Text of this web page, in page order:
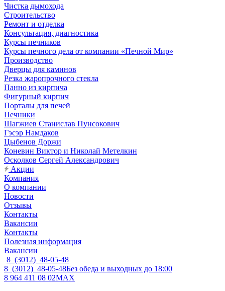
Чистка дымохода
Строительство
Ремонт и отделка
Консультация, диагностика
Курсы печников
Курсы печного дела от компании «Печной Мир»
Производство
Дверцы для каминов
Резка жаропрочного стекла
Панно из кирпича
Фигурный кирпич
Порталы для печей
Печники
Шагжиев Станислав Пунсокович
Гэсэр Намдаков
Цыбенов Доржи
Коневин Виктор и Николай Метелкин
Осколков Сергей Александрович
Акции
Компания
О компании
Новости
Отзывы
Контакты
Вакансии
Контакты
Полезная информация
Вакансии
8 (3012) 48-05-48
8 (3012) 48-05-48Без обеда и выходных до 18:00
8 964 411 08 02MAX